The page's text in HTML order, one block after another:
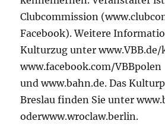
Clubcommission
Facebook). Weitere
Kulturzug unter
www.facebook.com/VBBpolen
und www.bahn.de. Das
Breslau finden Sie unter
oderwww.wroclaw.berlin.